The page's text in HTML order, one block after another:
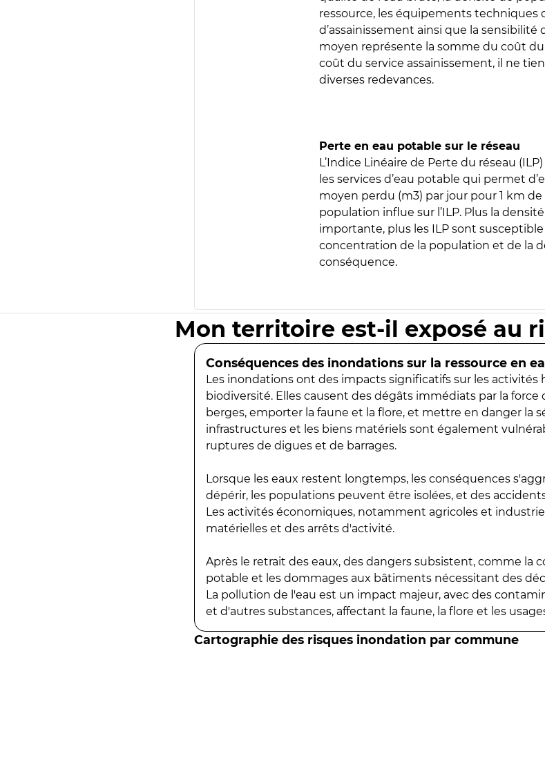
ressource, les équipements techniques
d’assainissement ainsi que la
moyen représente la somme du coût
coût du service assainissement, il ne
diverses redevances.
Perte en eau potable sur le réseau
L’Indice Linéaire de Perte du réseau
les services d’eau potable qui permet
moyen perdu (m3) par jour pour 1 km
population influe sur l’ILP. Plus la
importante, plus les ILP sont
concentration de la population et de la
conséquence.
Mon territoire est-il exposé au
Conséquences des inondations sur la ressource en
Les inondations ont des impacts significatifs sur les
biodiversité. Elles causent des dégâts immédiats par la
berges, emporter la faune et la flore, et mettre en danger la
infrastructures et les biens matériels sont également
ruptures de digues et de barrages.
Lorsque les eaux restent longtemps, les conséquences
dépérir, les populations peuvent être isolées, et des
Les activités économiques, notamment agricoles et
matérielles et des arrêts d'activité.
Après le retrait des eaux, des dangers subsistent, comme la
potable et les dommages aux bâtiments nécessitant des
La pollution de l'eau est un impact majeur, avec des
et d'autres substances, affectant la faune, la flore et les
Cartographie des risques inondation par commune